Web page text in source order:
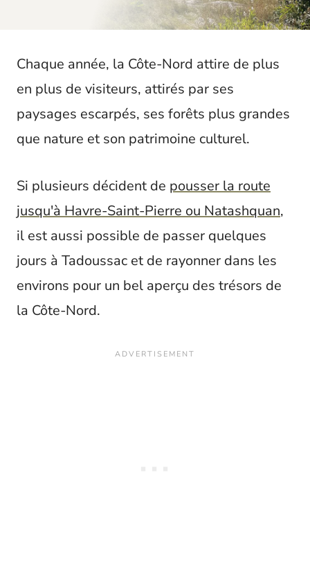
Chaque année, la Côte-Nord attire de plus
en plus de visiteurs, attirés par ses
paysages escarpés, ses forêts plus grandes
que nature et son patrimoine culturel.
Si plusieurs décident de pousser la route
jusqu'à Havre-Saint-Pierre ou Natashquan,
il est aussi possible de passer quelques
jours à Tadoussac et de rayonner dans les
environs pour un bel aperçu des trésors de
la Côte-Nord.